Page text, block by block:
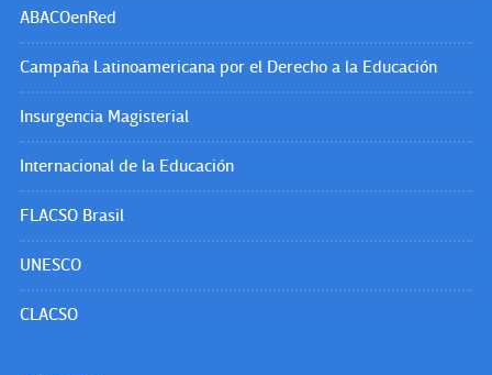
ABACOenRed
Campaña Latinoamericana por el Derecho a la Educación
Insurgencia Magisterial
Internacional de la Educación
FLACSO Brasil
UNESCO
CLACSO